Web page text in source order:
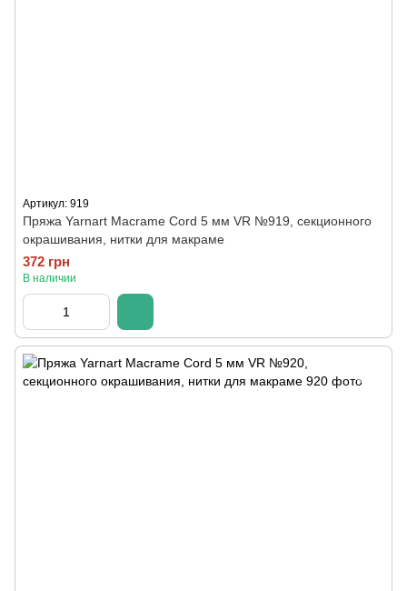
Артикул: 919
Пряжа Yarnart Macrame Cord 5 мм VR №919, секционного
окрашивания, нитки для макраме
372 грн
В наличии